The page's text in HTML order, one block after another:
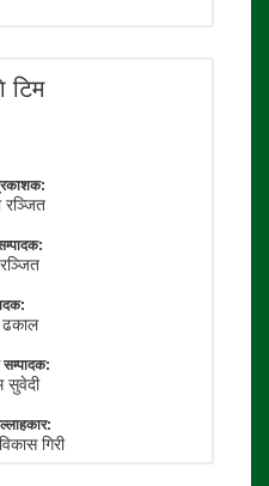
टिम
रञ्जित
सम्पादक:
सुवेदी
गिरी